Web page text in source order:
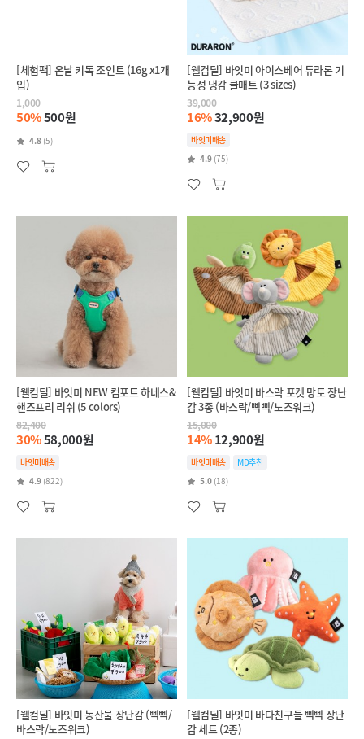
[체험팩] 온날 키독 조인트 (16g x1개
입)
1,000
50%500원
4.8 (5)
[웰컴딜] 바잇미 아이스베어 듀라론 기
능성 냉감 쿨매트 (3 sizes)
39,000
16%32,900원
바잇미배송
4.9 (75)
[웰컴딜] 바잇미 NEW 컴포트 하네스&
핸즈프리 리쉬 (5 colors)
82,400
30%58,000원
바잇미배송
4.9 (822)
[웰컴딜] 바잇미 바스락 포켓 망토 장난
감 3종 (바스락/삑삑/노즈워크)
15,000
14%12,900원
바잇미배송
MD추천
5.0 (18)
[웰컴딜] 바잇미 농산물 장난감 (삑삑/
바스락/노즈워크)
[웰컴딜] 바잇미 바다친구들 삑삑 장난
감 세트 (2종)